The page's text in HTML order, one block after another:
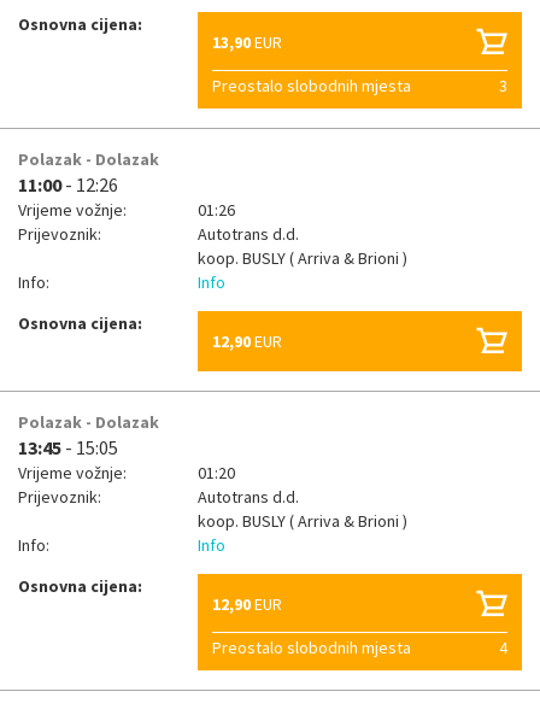
Osnovna cijena:
13,90EUR
Preostalo slobodnih mjesta
3
Polazak - Dolazak
11:00- 12:26
Vrijeme vožnje:
01:26
Prijevoznik:
Autotrans d.d.
koop. BUSLY ( Arriva & Brioni )
Info:
Info
Osnovna cijena:
12,90EUR
Polazak - Dolazak
13:45 - 15:05
Vrijeme vožnje:
01:20
Prijevoznik:
Autotrans d.d.
koop. BUSLY ( Arriva & Brioni )
Info:
Info
Osnovna cijena:
12,90EUR
Preostalo slobodnih mjesta
4